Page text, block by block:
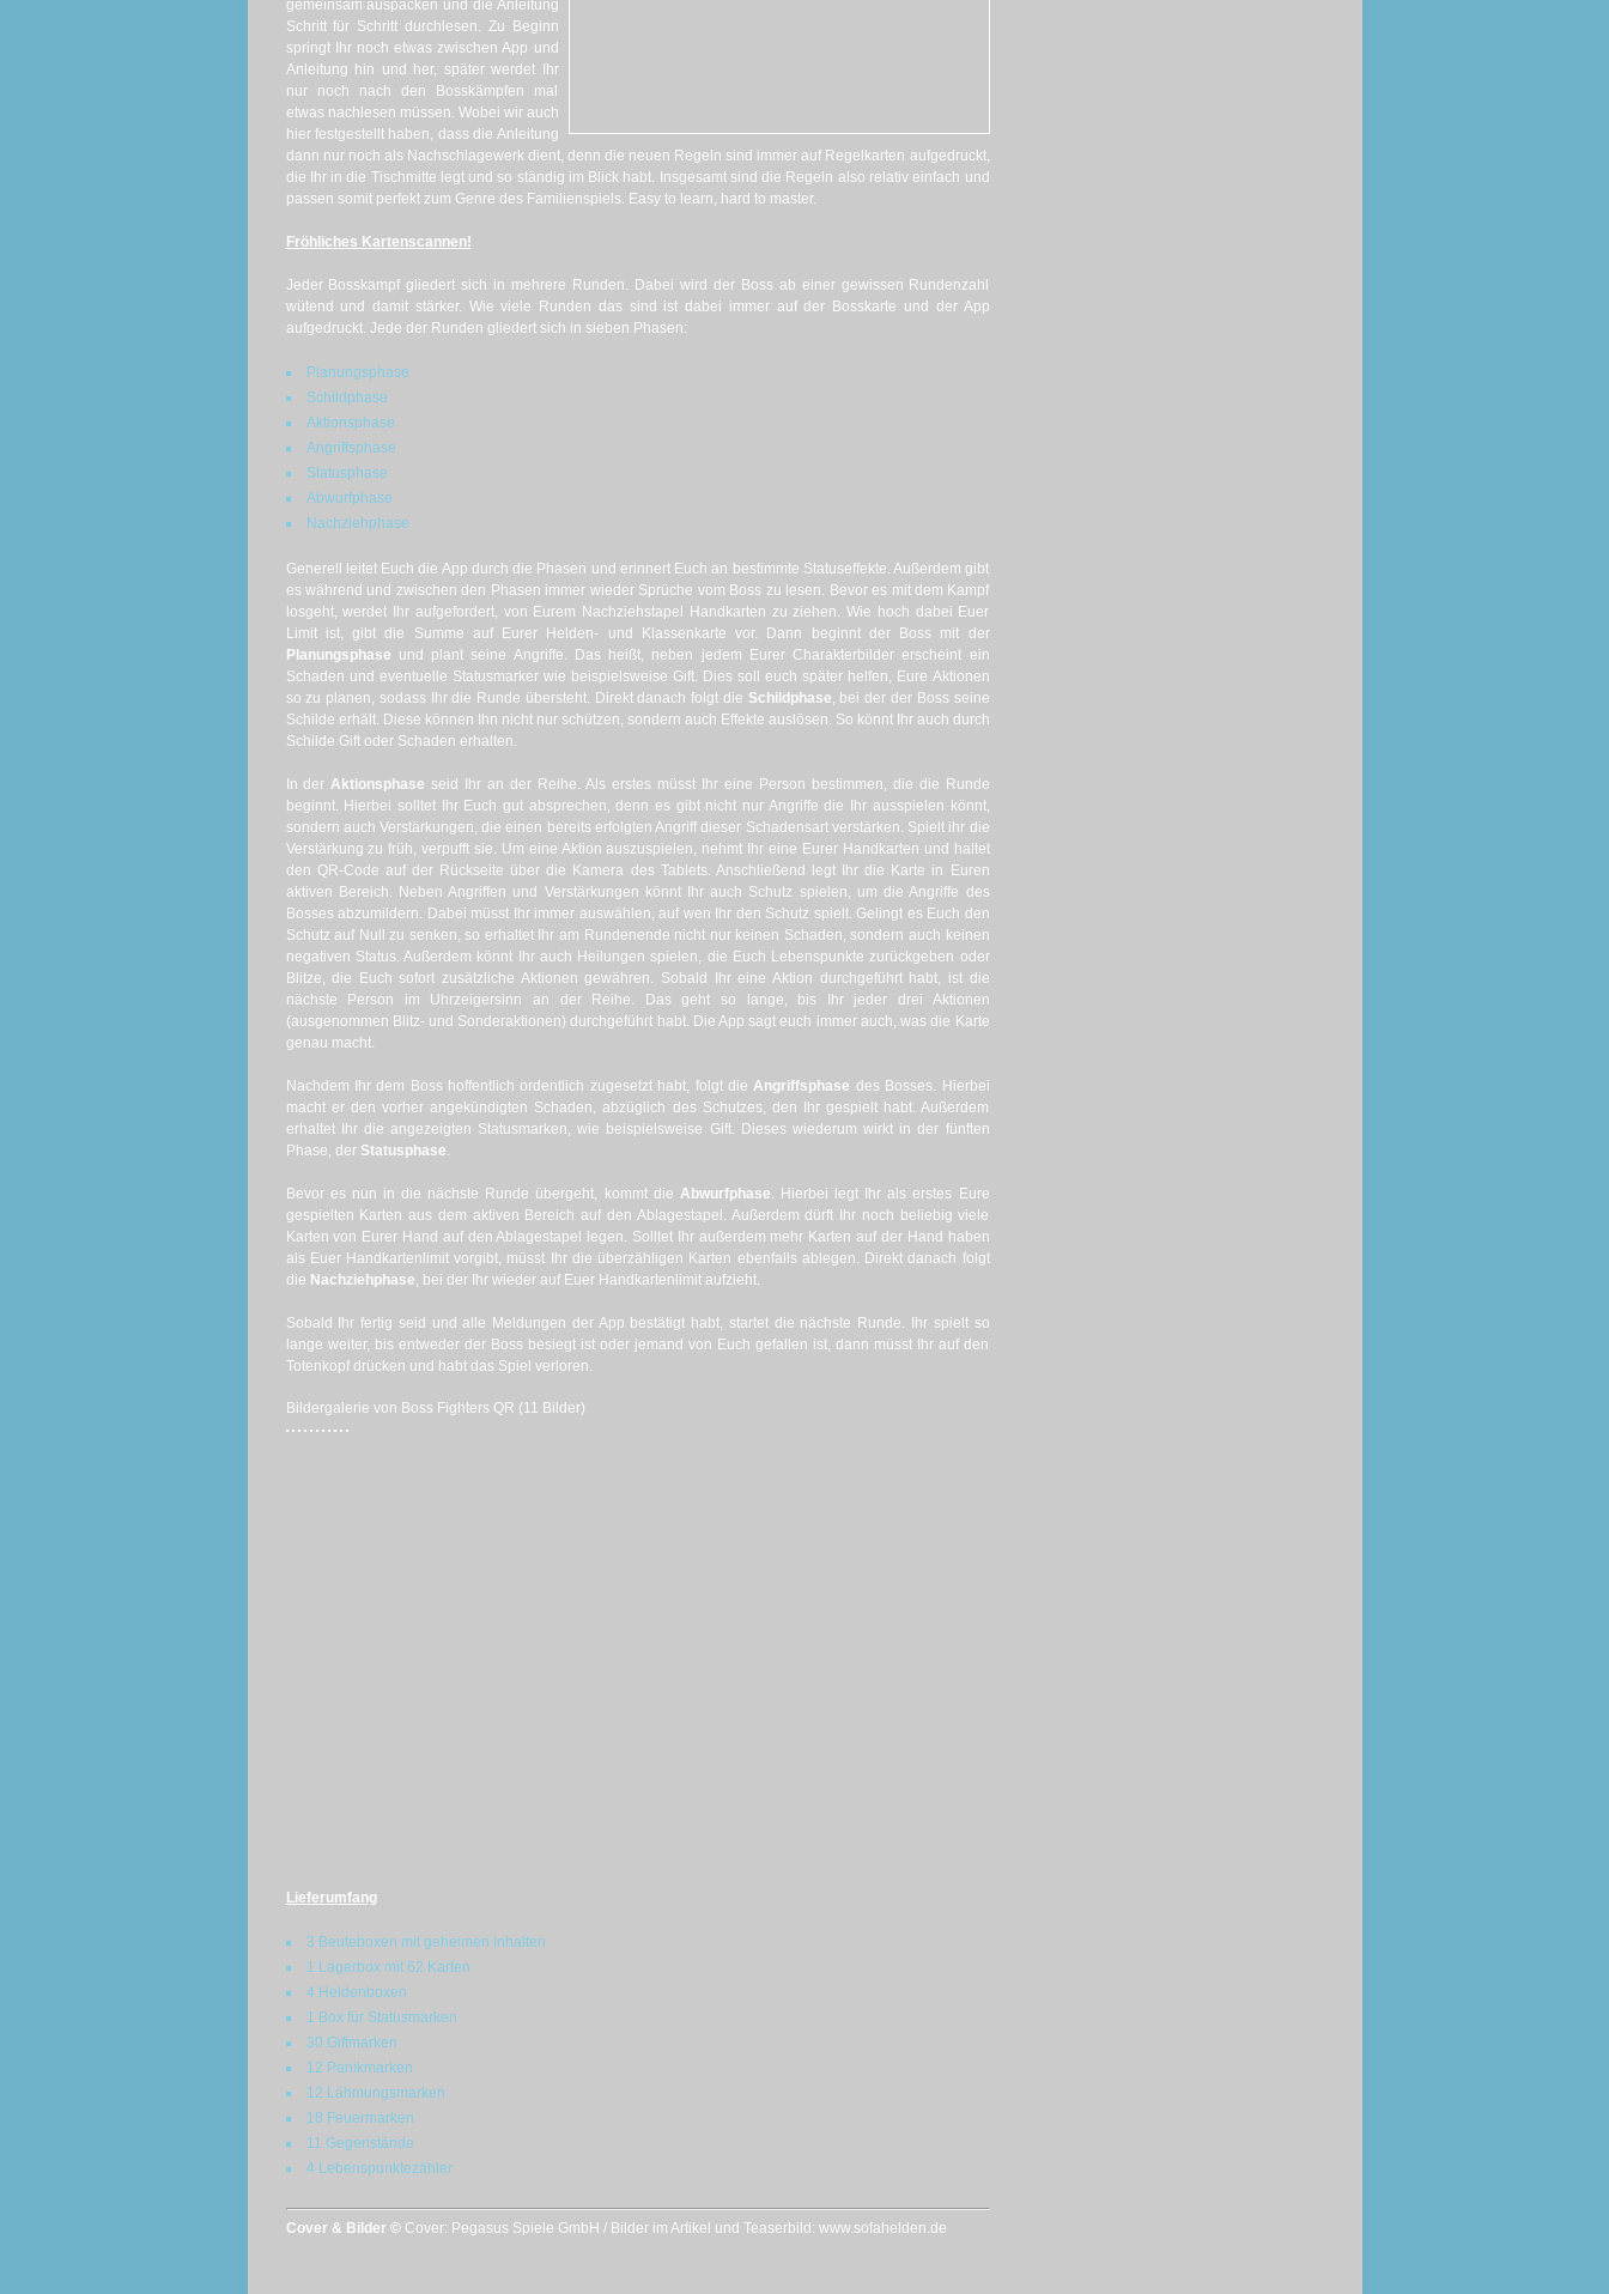
gemeinsam auspacken und die Anleitung
Schritt für Schritt durchlesen. Zu Beginn
springt Ihr noch etwas zwischen App und
Anleitung hin und her, später werdet Ihr
nur noch nach den Bosskämpfen mal
etwas nachlesen müssen. Wobei wir auch
hier festgestellt haben, dass die Anleitung
dann nur noch als Nachschlagewerk dient, denn die neuen Regeln sind immer auf Regelkarten aufgedruckt,
die Ihr in die Tischmitte legt und so ständig im Blick habt. Insgesamt sind die Regeln also relativ einfach und
passen somit perfekt zum Genre des Familienspiels. Easy to learn, hard to master.
Fröhliches Kartenscannen!
Jeder Bosskampf gliedert sich in mehrere Runden. Dabei wird der Boss ab einer gewissen Rundenzahl
wütend und damit stärker. Wie viele Runden das sind ist dabei immer auf der Bosskarte und der App
aufgedruckt. Jede der Runden gliedert sich in sieben Phasen:
Planungsphase
Schildphase
Aktionsphase
Angriffsphase
Statusphase
Abwurfphase
Nachziehphase
Generell leitet Euch die App durch die Phasen und erinnert Euch an bestimmte Statuseffekte. Außerdem gibt
es während und zwischen den Phasen immer wieder Sprüche vom Boss zu lesen. Bevor es mit dem Kampf
losgeht, werdet Ihr aufgefordert, von Eurem Nachziehstapel Handkarten zu ziehen. Wie hoch dabei Euer
Limit ist, gibt die Summe auf Eurer Helden- und Klassenkarte vor. Dann beginnt der Boss mit der
Planungsphase und plant seine Angriffe. Das heißt, neben jedem Eurer Charakterbilder erscheint ein
Schaden und eventuelle Statusmarker wie beispielsweise Gift. Dies soll euch später helfen, Eure Aktionen
so zu planen, sodass Ihr die Runde übersteht. Direkt danach folgt die Schildphase, bei der der Boss seine
Schilde erhält. Diese können Ihn nicht nur schützen, sondern auch Effekte auslösen. So könnt Ihr auch durch
Schilde Gift oder Schaden erhalten.
In derAktionsphase seid Ihr an der Reihe. Als erstes müsst Ihr eine Person bestimmen, die die Runde
beginnt. Hierbei solltet Ihr Euch gut absprechen, denn es gibt nicht nur Angriffe die Ihr ausspielen könnt,
sondern auch Verstärkungen, die einen bereits erfolgten Angriff dieser Schadensart verstärken. Spielt ihr die
Verstärkung zu früh, verpufft sie. Um eine Aktion auszuspielen, nehmt Ihr eine Eurer Handkarten und haltet
den QR-Code auf der Rückseite über die Kamera des Tablets. Anschließend legt Ihr die Karte in Euren
aktiven Bereich. Neben Angriffen und Verstärkungen könnt Ihr auch Schutz spielen, um die Angriffe des
Bosses abzumildern. Dabei müsst Ihr immer auswählen, auf wen Ihr den Schutz spielt. Gelingt es Euch den
Schutz auf Null zu senken, so erhaltet Ihr am Rundenende nicht nur keinen Schaden, sondern auch keinen
negativen Status. Außerdem könnt Ihr auch Heilungen spielen, die Euch Lebenspunkte zurückgeben oder
Blitze, die Euch sofort zusätzliche Aktionen gewähren. Sobald Ihr eine Aktion durchgeführt habt, ist die
nächste Person im Uhrzeigersinn an der Reihe. Das geht so lange, bis Ihr jeder drei Aktionen
(ausgenommen Blitz- und Sonderaktionen) durchgeführt habt. Die App sagt euch immer auch, was die Karte
genau macht.
Nachdem Ihr dem Boss hoffentlich ordentlich zugesetzt habt, folgt dieAngriffsphase des Bosses. Hierbei
macht er den vorher angekündigten Schaden, abzüglich des Schutzes, den Ihr gespielt habt. Außerdem
erhaltet Ihr die angezeigten Statusmarken, wie beispielsweise Gift. Dieses wiederum wirkt in der fünften
Phase, der Statusphase.
Bevor es nun in die nächste Runde übergeht, kommt die Abwurfphase. Hierbei legt Ihr als erstes Eure
gespielten Karten aus dem aktiven Bereich auf den Ablagestapel. Außerdem dürft Ihr noch beliebig viele
Karten von Eurer Hand auf den Ablagestapel legen. Solltet Ihr außerdem mehr Karten auf der Hand haben
als Euer Handkartenlimit vorgibt, müsst Ihr die überzähligen Karten ebenfalls ablegen. Direkt danach folgt
die Nachziehphase, bei der Ihr wieder auf Euer Handkartenlimit aufzieht.
Sobald Ihr fertig seid und alle Meldungen der App bestätigt habt, startet die nächste Runde. Ihr spielt so
lange weiter, bis entweder der Boss besiegt ist oder jemand von Euch gefallen ist, dann müsst Ihr auf den
Totenkopf drücken und habt das Spiel verloren.
Bildergalerie von Boss Fighters QR (11 Bilder)
Lieferumfang
3 Beuteboxen mit geheimen Inhalten
1 Lagerbox mit 62 Karten
4 Heldenboxen
1 Box für Statusmarken
30 Giftmarken
12 Panikmarken
12 Lähmungsmarken
18 Feuermarken
11 Gegenstände
4 Lebenspunktezähler
Cover & Bilder © Cover: Pegasus Spiele GmbH / Bilder im Artikel und Teaserbild: www.sofahelden.de